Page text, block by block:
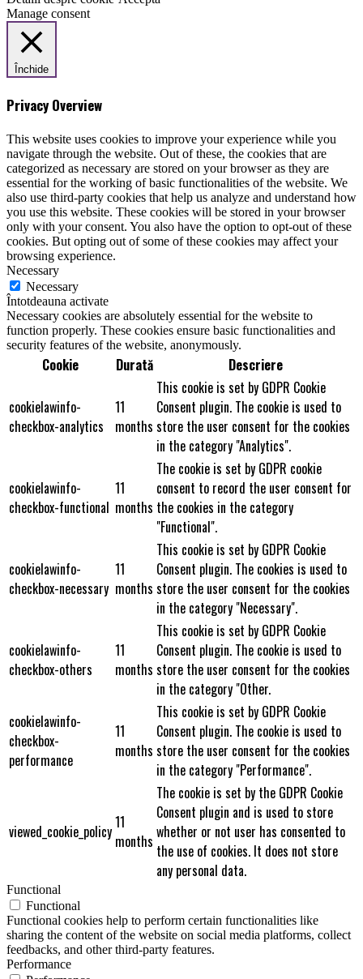
Manage consent
Închide
Privacy Overview
This website uses cookies to improve your experience while you
navigate through the website. Out of these, the cookies that are
categorized as necessary are stored on your browser as they are
essential for the working of basic functionalities of the website. We
also use third-party cookies that help us analyze and understand how
you use this website. These cookies will be stored in your browser
only with your consent. You also have the option to opt-out of these
cookies. But opting out of some of these cookies may affect your
browsing experience.
Necessary
Necessary
Întotdeauna activate
Necessary cookies are absolutely essential for the website to
function properly. These cookies ensure basic functionalities and
security features of the website, anonymously.
Cookie Durată Descriere
cookielawinfo-
checkbox-analytics
11
months
This cookie is set by GDPR Cookie
Consent plugin. The cookie is used to
store the user consent for the cookies
in the category "Analytics".
cookielawinfo-
checkbox-functional
11
months
The cookie is set by GDPR cookie
consent to record the user consent for
the cookies in the category
"Functional".
cookielawinfo-
checkbox-necessary
11
months
This cookie is set by GDPR Cookie
Consent plugin. The cookies is used to
store the user consent for the cookies
in the category "Necessary".
cookielawinfo-
checkbox-others
11
months
This cookie is set by GDPR Cookie
Consent plugin. The cookie is used to
store the user consent for the cookies
in the category "Other.
cookielawinfo-
checkbox-
performance
11
months
This cookie is set by GDPR Cookie
Consent plugin. The cookie is used to
store the user consent for the cookies
in the category "Performance".
viewed_cookie_policy11
months
The cookie is set by the GDPR Cookie
Consent plugin and is used to store
whether or not user has consented to
the use of cookies. It does not store
any personal data.
Functional
Functional
Functional cookies help to perform certain functionalities like
sharing the content of the website on social media platforms, collect
feedbacks, and other third-party features.
Performance